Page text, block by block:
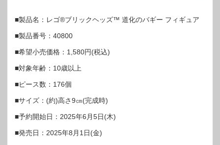
■製品名：レゴ®ブリックヘッズ™ 道化のバギー フィギュア
■製品番号：40800
■希望小売価格：1,580円(税込)
■対象年齢：10歳以上
■ピース数：176個
■サイズ：(約)高さ9㎝(完成時)
■予約開始日：2025年6月5日(木)
■発売日：2025年8月1日(金)